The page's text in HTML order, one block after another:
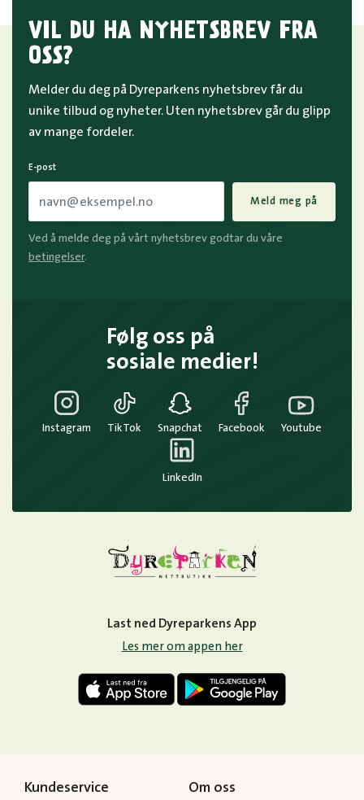
VIL DU HA NYHETSBREV FRA
OSS?
Melder du deg på Dyreparkens nyhetsbrev får du
unike tilbud og nyheter. Uten nyhetsbrev går du glipp
av mange fordeler.
E-post
Meld meg på
Ved å melde deg på vårt nyhetsbrev godtar du våre
betingelser.
Følg oss på
sosiale medier!
Instagram TikTok Snapchat Facebook Youtube
LinkedIn
Last ned Dyreparkens App
Les mer om appen her
Kundeservice Om oss